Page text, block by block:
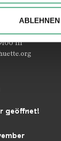
unserer
die
ABLEHNEN
100
111
geöffnet!